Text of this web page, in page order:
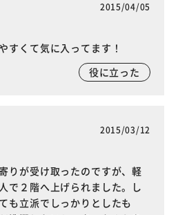
2015/04/05
すくて気に入ってます！
役に立った
2015/03/12
りが受け取ったのですが、軽
で２階へ上げられました。し
も立派でしっかりとしたも